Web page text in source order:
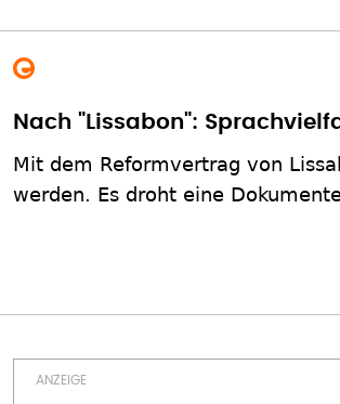
Nach "Lissabon":
Mit dem Reformvertrag von
werden. Es droht eine